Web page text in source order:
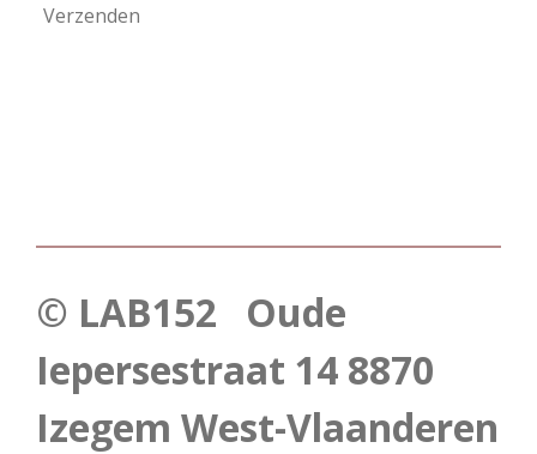
Verzenden
© LAB152 Oude
Iepersestraat 14 8870
Izegem West-Vlaanderen